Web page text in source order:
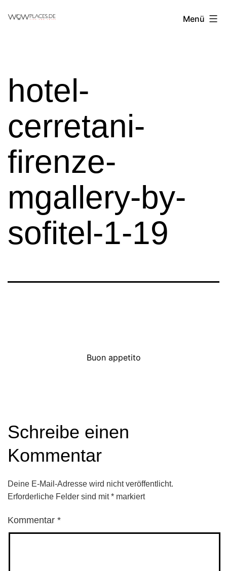
Reiseblog
Menü
hotel-
cerretani-
firenze-
mgallery-by-
sofitel-1-19
Buon appetito
Schreibe einen
Kommentar
Deine E-Mail-Adresse wird nicht veröffentlicht.
Erforderliche Felder sind mit* markiert
Kommentar *